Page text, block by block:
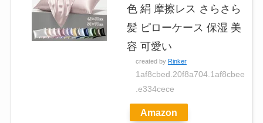
色 絹 摩擦レス さらさら
髪 ピローケース 保湿 美
容 可愛い
created by Rinker
1af8cbed.20f8a704.1af8cbee
.e334cece
Amazon